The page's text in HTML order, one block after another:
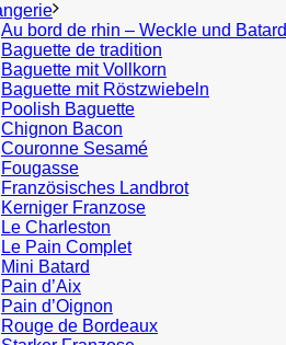
Au bord de rhin – Weckle und Batard
Baguette de tradition
Baguette mit Vollkorn
Baguette mit Röstzwiebeln
Poolish Baguette
Chignon Bacon
Couronne Sesamé
Fougasse
Französisches Landbrot
Kerniger Franzose
Le Charleston
Le Pain Complet
Mini Batard
Pain d’Aix
Pain d’Oignon
Rouge de Bordeaux